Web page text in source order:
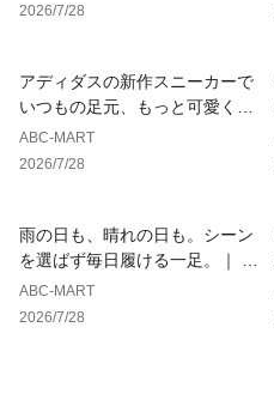
2026/7/28
アディダスの新作スニーカーで
いつもの足元、もっと可愛くア
ップデート
ABC-MART
2026/7/28
雨の日も、晴れの日も。シーン
を選ばず毎日履ける一足。｜ ホ
ーキンス
ABC-MART
2026/7/28